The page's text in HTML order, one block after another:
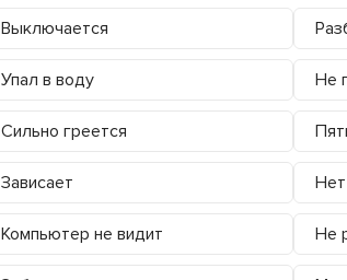
Выключается
Упал в воду
Сильно греется
Зависает
Компьютер не видит
Не
Не